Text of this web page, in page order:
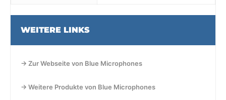
WEITERE LINKS
→ Zur Webseite von Blue Microphones
→ Weitere Produkte von Blue Microphones